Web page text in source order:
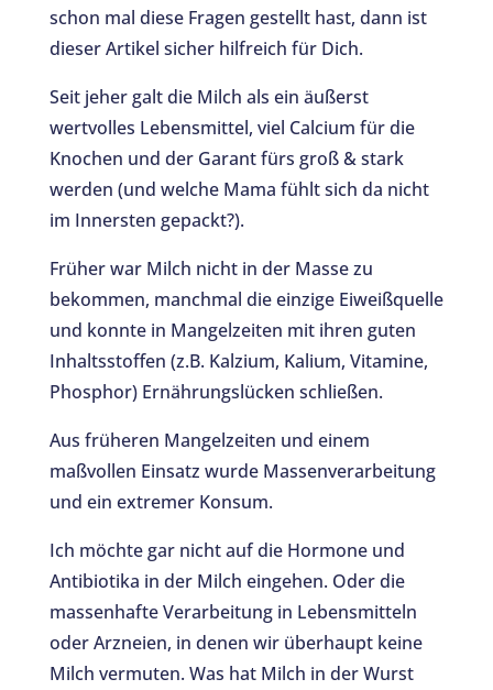
schon mal diese Fragen gestellt hast, dann ist
dieser Artikel sicher hilfreich für Dich.
Seit jeher galt die Milch als ein äußerst
wertvolles Lebensmittel, viel Calcium für die
Knochen und der Garant fürs groß & stark
werden (und welche Mama fühlt sich da nicht
im Innersten gepackt?).
Früher war Milch nicht in der Masse zu
bekommen, manchmal die einzige Eiweißquelle
und konnte in Mangelzeiten mit ihren guten
Inhaltsstoffen (z.B. Kalzium, Kalium, Vitamine,
Phosphor) Ernährungslücken schließen.
Aus früheren Mangelzeiten und einem
maßvollen Einsatz wurde Massenverarbeitung
und ein extremer Konsum.
Ich möchte gar nicht auf die Hormone und
Antibiotika in der Milch eingehen. Oder die
massenhafte Verarbeitung in Lebensmitteln
oder Arzneien, in denen wir überhaupt keine
Milch vermuten. Was hat Milch in der Wurst